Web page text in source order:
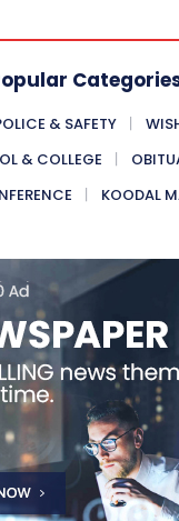
& SAFETY
& COLLEGE
KOODAL